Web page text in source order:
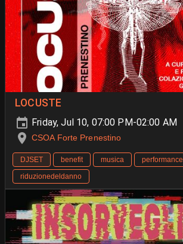
LOCUSTE
Friday, Jul 10, 07:00 PM-02:00 AM
CSOA Forte Prenestino
DJSET benefit musica
performance
riduzionedeldanno